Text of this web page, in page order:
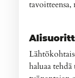
haluaa